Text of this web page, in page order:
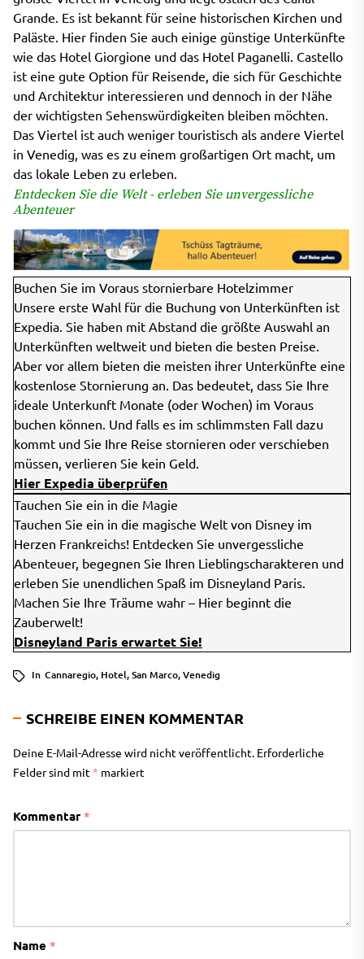
Grande. Es ist bekannt für seine historischen Kirchen und
Paläste. Hier finden Sie auch einige günstige Unterkünfte
wie das Hotel Giorgione und das Hotel Paganelli. Castello
ist eine gute Option für Reisende, die sich für Geschichte
und Architektur interessieren und dennoch in der Nähe
der wichtigsten Sehenswürdigkeiten bleiben möchten.
Das Viertel ist auch weniger touristisch als andere Viertel
in Venedig, was es zu einem großartigen Ort macht, um
das lokale Leben zu erleben.
Entdecken Sie die Welt - erleben Sie unvergessliche
Abenteuer
Buchen Sie im Voraus stornierbare Hotelzimmer
Unsere erste Wahl für die Buchung von Unterkünften ist
Expedia. Sie haben mit Abstand die größte Auswahl an
Unterkünften weltweit und bieten die besten Preise.
Aber vor allem bieten die meisten ihrer Unterkünfte eine
kostenlose Stornierung an. Das bedeutet, dass Sie Ihre
ideale Unterkunft Monate (oder Wochen) im Voraus
buchen können. Und falls es im schlimmsten Fall dazu
kommt und Sie Ihre Reise stornieren oder verschieben
müssen, verlieren Sie kein Geld.
Hier Expedia überprüfen
Tauchen Sie ein in die Magie
Tauchen Sie ein in die magische Welt von Disney im
Herzen Frankreichs! Entdecken Sie unvergessliche
Abenteuer, begegnen Sie Ihren Lieblingscharakteren und
erleben Sie unendlichen Spaß im Disneyland Paris.
Machen Sie Ihre Träume wahr – Hier beginnt die
Zauberwelt!
Disneyland Paris erwartet Sie!
In Cannaregio, Hotel,San Marco,Venedig
SCHREIBE EINEN KOMMENTAR
Deine E-Mail-Adresse wird nicht veröffentlicht. Erforderliche
Felder sind mit* markiert
Kommentar *
Name *